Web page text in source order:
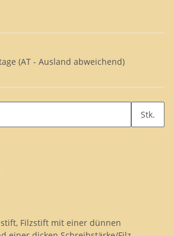
(AT - Ausland abweichend)
Stk.
Filzstift mit einer dünnen